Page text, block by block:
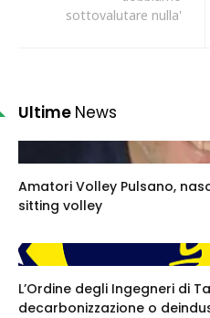
sottovalutare nulla'
Ultime News
Amatori Volley Pulsano,
sitting volley
L’Ordine degli Ingegneri di
decarbonizzazione o